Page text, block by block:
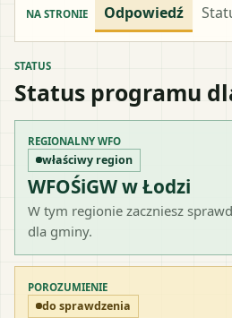
NA STRONIE Odpowiedź
STATUS
Status programu
REGIONALNY WFO
właściwy region
WFOŚiGW w Łodzi
W tym regionie zaczniesz
dla gminy.
POROZUMIENIE
do sprawdzenia